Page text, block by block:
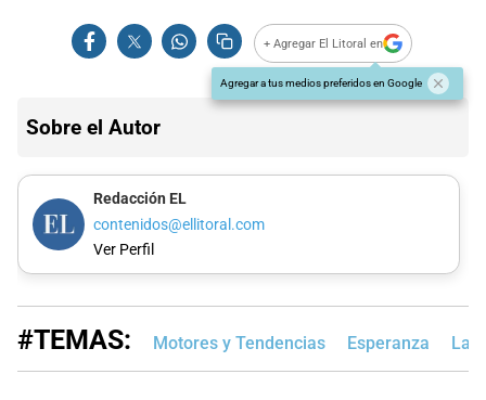
+ Agregar El Litoral en
Agregar a tus medios preferidos en Google
Sobre el Autor
Redacción EL
contenidos@ellitoral.com
Ver Perfil
#TEMAS: Motores y Tendencias Esperanza Las